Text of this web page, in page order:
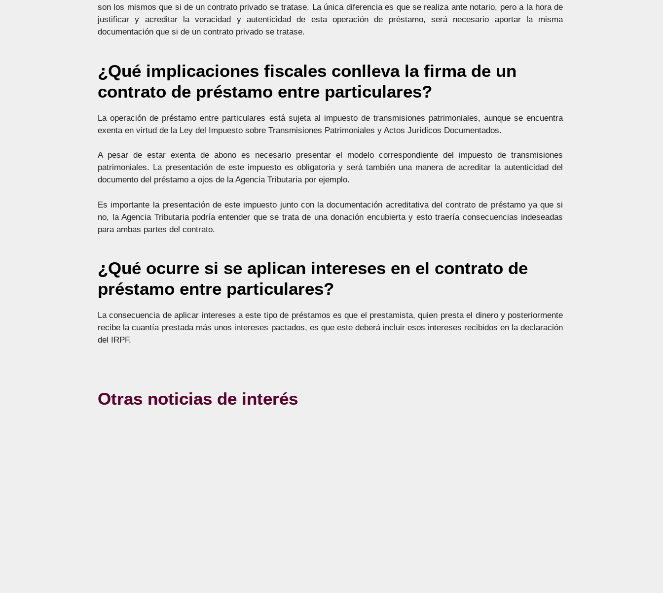
son los mismos que si de un contrato privado se tratase. La única diferencia es que se realiza ante notario, pero a la hora de
justificar y acreditar la veracidad y autenticidad de esta operación de préstamo, será necesario aportar la misma
documentación que si de un contrato privado se tratase.
¿Qué implicaciones fiscales conlleva la firma de un
contrato de préstamo entre particulares?
La operación de préstamo entre particulares está sujeta al impuesto de transmisiones patrimoniales, aunque se encuentra
exenta en virtud de la Ley del Impuesto sobre Transmisiones Patrimoniales y Actos Jurídicos Documentados.
A pesar de estar exenta de abono es necesario presentar el modelo correspondiente del impuesto de transmisiones
patrimoniales. La presentación de este impuesto es obligatoria y será también una manera de acreditar la autenticidad del
documento del préstamo a ojos de la Agencia Tributaria por ejemplo.
Es importante la presentación de este impuesto junto con la documentación acreditativa del contrato de préstamo ya que si
no, la Agencia Tributaria podría entender que se trata de una donación encubierta y esto traería consecuencias indeseadas
para ambas partes del contrato.
¿Qué ocurre si se aplican intereses en el contrato de
préstamo entre particulares?
La consecuencia de aplicar intereses a este tipo de préstamos es que el prestamista, quien presta el dinero y posteriormente
recibe la cuantía prestada más unos intereses pactados, es que este deberá incluir esos intereses recibidos en la declaración
del IRPF.
Otras noticias de interés